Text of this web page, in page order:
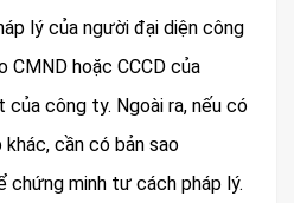
lý của người đại diện công
CMND hoặc CCCD của
của công ty. Ngoài ra, nếu có
cần có bản sao
chứng minh tư cách pháp lý.